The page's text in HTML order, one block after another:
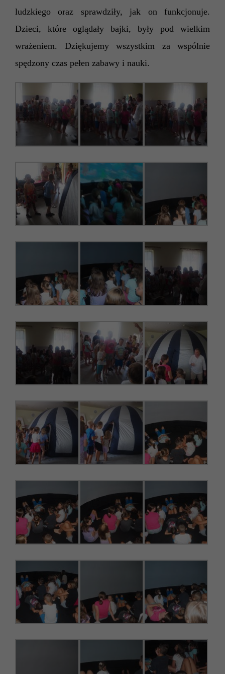
ludzkiego oraz sprawdziły, jak on funkcjonuje.
Dzieci, które oglądały bajki, były pod wielkim
wrażeniem. Dziękujemy wszystkim
za wspólnie
spędzony czas pełen zabawy i nauki.